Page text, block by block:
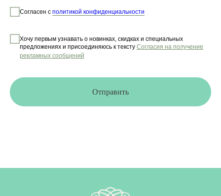
Согласен с политикой конфиденциальности
Хочу первым узнавать о новинках, скидках и специальных
предложениях и присоединяюсь к тексту Согласия на получение
рекламных сообщений
Отправить